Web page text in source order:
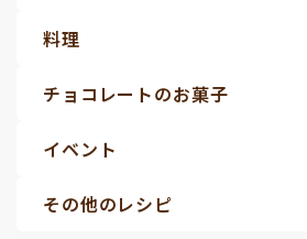
料理
チョコレートのお菓子
イベント
その他のレシピ